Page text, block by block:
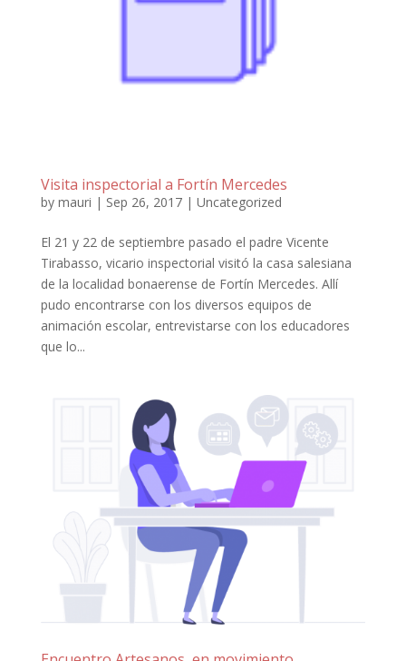
Visita inspectorial a Fortín Mercedes
by mauri | Sep 26, 2017| Uncategorized
El 21 y 22 de septiembre pasado el padre Vicente
Tirabasso, vicario inspectorial visitó la casa salesiana
de la localidad bonaerense de Fortín Mercedes. Allí
pudo encontrarse con los diversos equipos de
animación escolar, entrevistarse con los educadores
que lo...